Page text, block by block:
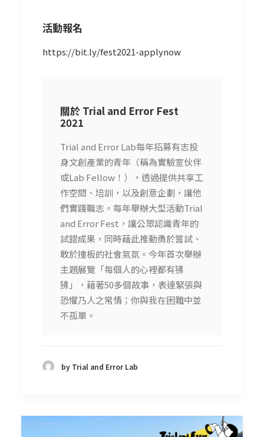
活動報名
https://bit.ly/fest2021-applynow
關於 Trial and Error Fest
2021
Trial and Error Lab每年招募有志投
身文創產業的青年（稱為實驗室伙伴
或Lab Fellow！），透過提供共享工
作空間、培訓，以及創意企劃，讓他
們實踐職志。每年舉辦大型活動Trial
and Error Fest，讓公眾認識青年的
試錯成果，同時藉此推動勇於嘗試、
敢於撞板的社會氣氛。今年首次舉辦
主題展覽「每個人的心裡都有狒
狒」，藉著50多個故事，表達緊張與
恐懼乃人之常情；你與我在困難中並
不孤單。
by Trial and Error Lab